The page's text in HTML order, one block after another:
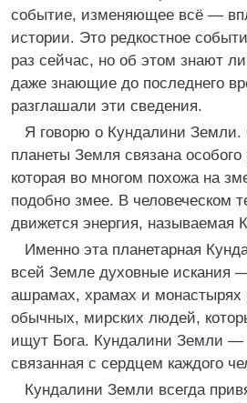
событие, изменяющее всё —
истории. Это редкостное
раз сейчас, но об этом знают
даже знающие до последнего
разглашали эти сведения.
Я говорю о Кундалини
планеты Земля связана особого
которая во многом похожа на
подобно змее. В человеческом
движется энергия, называемая
Именно эта планетарная
всей Земле духовные искания
ашрамах, храмах и монастырях
обычных, мирских людей,
ищут Бога. Кундалини Земли —
связанная с сердцем каждого
Кундалини Земли всегда